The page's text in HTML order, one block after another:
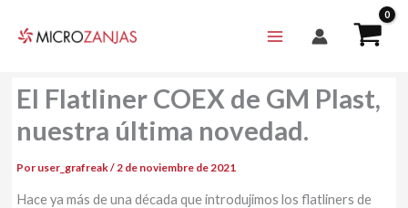
El Flatliner COEX de GM Plast,
nuestra última novedad.
Por user_grafreak/2 de noviembre de 2021
Hace ya más de una década que introdujimos los flatliners de